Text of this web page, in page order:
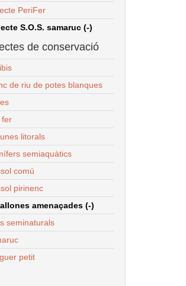
PeriFer
S.O.S. samaruc (-)
de conservació
de riu de potes blanques
fer
litorals
semiaquàtics
comú
pirinenc
amenaçades (-)
seminaturals
petit